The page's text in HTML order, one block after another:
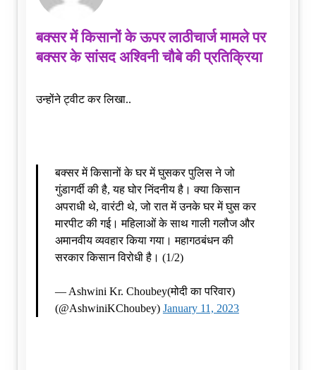
बक्सर में किसानों के ऊपर लाठीचार्ज मामले पर
बक्सर के सांसद अश्विनी चौबे की प्रतिक्रिया
उन्होंने ट्वीट कर लिखा..
बक्सर में किसानों के घर में घुसकर पुलिस ने जो
गुंडागर्दी की है, यह घोर निंदनीय है। क्या किसान
अपराधी थे, वारंटी थे, जो रात में उनके घर में घुस कर
मारपीट की गई। महिलाओं के साथ गाली गलौज और
अमानवीय व्यवहार किया गया। महागठबंधन की
सरकार किसान विरोधी है। (1/2)
— Ashwini Kr. Choubey(मोदी का परिवार)
(@AshwiniKChoubey) January 11, 2023